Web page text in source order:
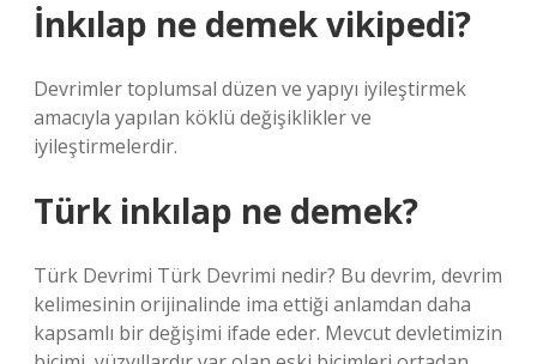
İnkılap ne demek vikipedi?
Devrimler toplumsal düzen ve yapıyı iyileştirmek
amacıyla yapılan köklü değişiklikler ve
iyileştirmelerdir.
Türk inkılap ne demek?
Türk Devrimi Türk Devrimi nedir? Bu devrim, devrim
kelimesinin orijinalinde ima ettiği anlamdan daha
kapsamlı bir değişimi ifade eder. Mevcut devletimizin